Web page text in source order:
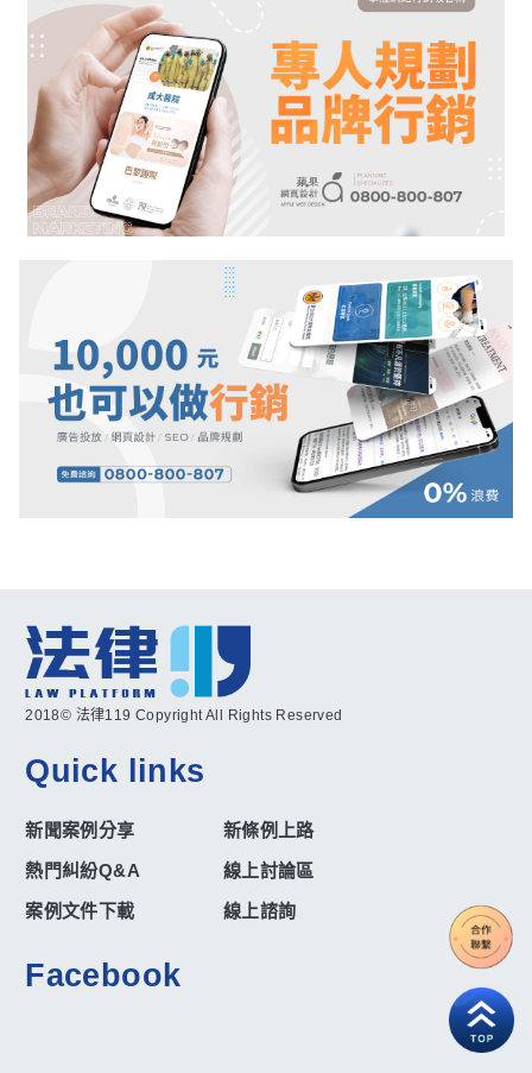
2018© 法律119 Copyright All Rights Reserved
Quick links
新聞案例分享
新條例上路
熱門糾紛Q&A
線上討論區
案例文件下載
線上諮詢
Facebook